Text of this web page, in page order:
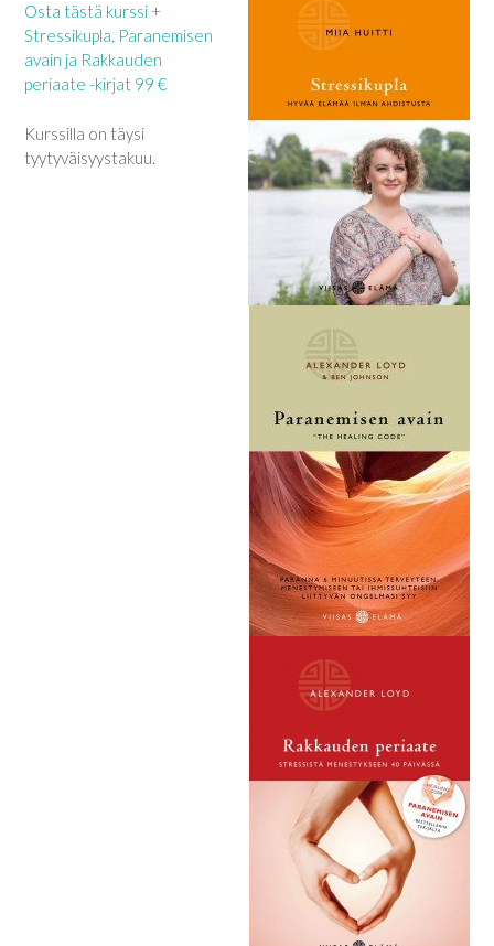
Osta tästä kurssi +
Stressikupla, Paranemisen
avain ja Rakkauden
periaate -kirjat 99 €
Kurssilla on täysi
tyytyväisyystakuu.